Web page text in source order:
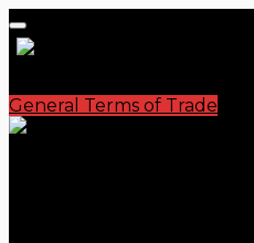
General Terms of Trade